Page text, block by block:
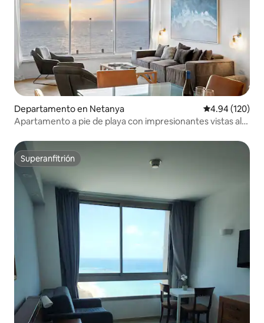
Departamento en Netanya Calificación
4.94 (120)
Apartamento a pie de playa con impresionantes vistas al
Superanfitrión
Superanfitrión